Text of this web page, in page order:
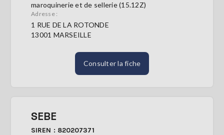
maroquinerie et de sellerie (15.12Z)
Adresse :
1 RUE DE LA ROTONDE
13001 MARSEILLE
Consulter la fiche
SEBE
SIREN : 820207371